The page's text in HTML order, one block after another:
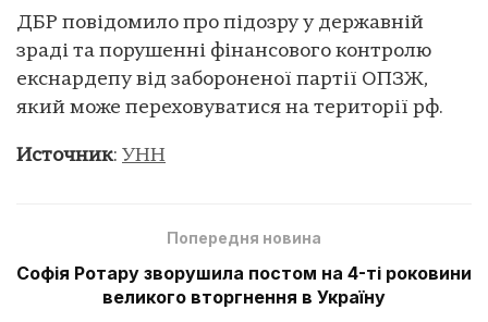
ДБР повідомило про підозру у державній
зраді та порушенні фінансового контролю
екснардепу від забороненої партії ОПЗЖ,
який може переховуватися на території рф.
Источник: УНН
Попередня новина
Софія Ротару зворушила постом на 4-ті роковини
великого вторгнення в Україну